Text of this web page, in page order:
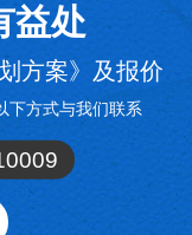
益处
方案》及报价
下方式与我们联系